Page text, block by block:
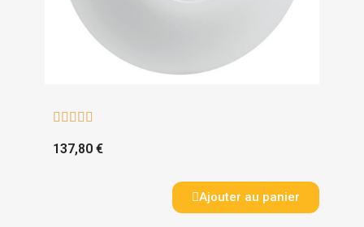
    
137,80 €
Ajouter au panier